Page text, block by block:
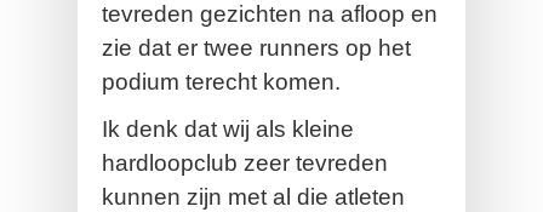
tevreden gezichten na afloop en
zie dat er twee runners op het
podium terecht komen.
Ik denk dat wij als kleine
hardloopclub zeer tevreden
kunnen zijn met al die atleten